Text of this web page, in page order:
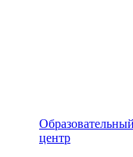
центр